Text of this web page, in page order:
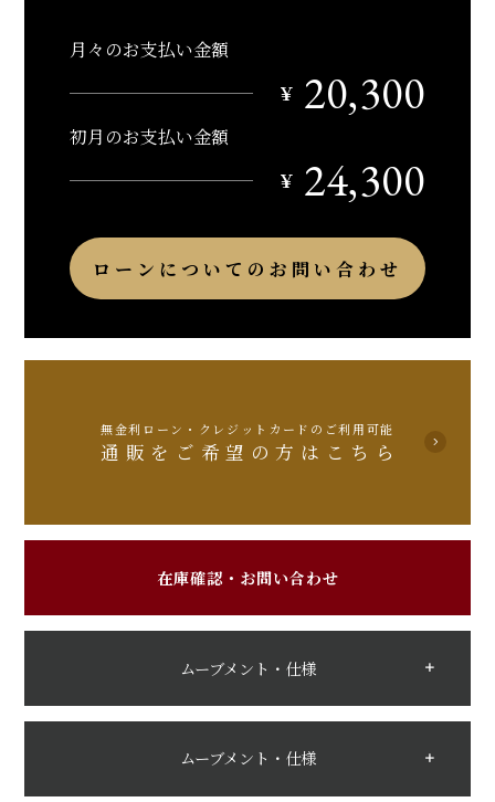
月々のお支払い金額
￥ 20,300
初月のお支払い金額
￥ 24,300
ローンについてのお問い合わせ
無金利ローン・クレジットカードのご利用可能
通販をご希望の方はこちら
在庫確認・お問い合わせ
ムーブメント・仕様
ムーブメント・仕様